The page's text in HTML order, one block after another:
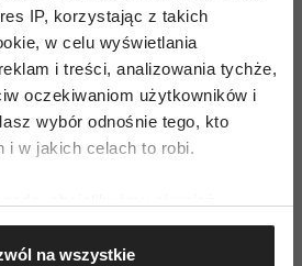
IP, korzystając z takich
w celu wyświetlania
i treści, analizowania tychże,
oczekiwaniom użytkowników i
wybór odnośnie tego, kto
i w jakich celach to robi.
dotyczące Twojej lokalizacji
nawet do kilku metrów
na wszystkie
w Rzymie otrzymał Nagrodę
najlepszego filmu i Nagrodę
– specjalne wyróżnienie
Heidelbergu - Nagrodę
Akademia Filmowa
Darina i Muriel Santa